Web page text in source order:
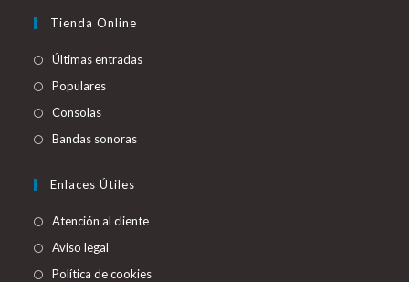
Tienda Online
Últimas entradas
Populares
Consolas
Bandas sonoras
Enlaces Útiles
Atención al cliente
Aviso legal
Política de cookies